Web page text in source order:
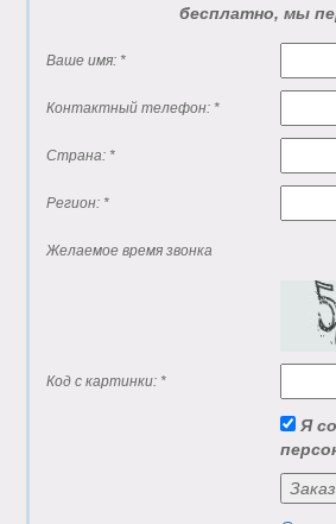
бесплатно, мы
Ваше имя: *
Контактный телефон: *
Страна: *
Регион: *
Желаемое время звонка
Код с картинки: *
Я